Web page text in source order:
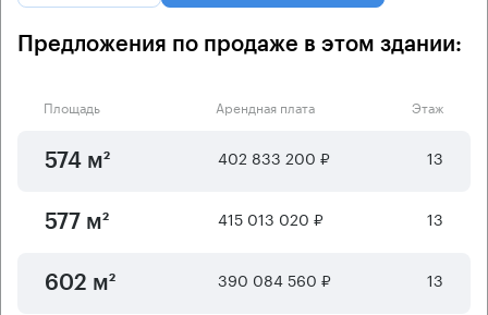
Предложения по продаже в этом здании:
Площадь Арендная плата Этаж
574 м² 402 833 200 ₽ 13
577 м² 415 013 020 ₽ 13
602 м² 390 084 560 ₽ 13